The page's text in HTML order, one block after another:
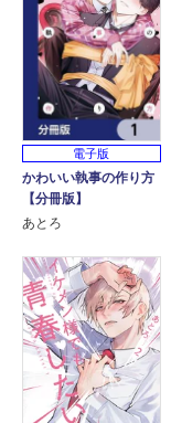
電子版
かわいい執事の作り方
【分冊版】
あとろ